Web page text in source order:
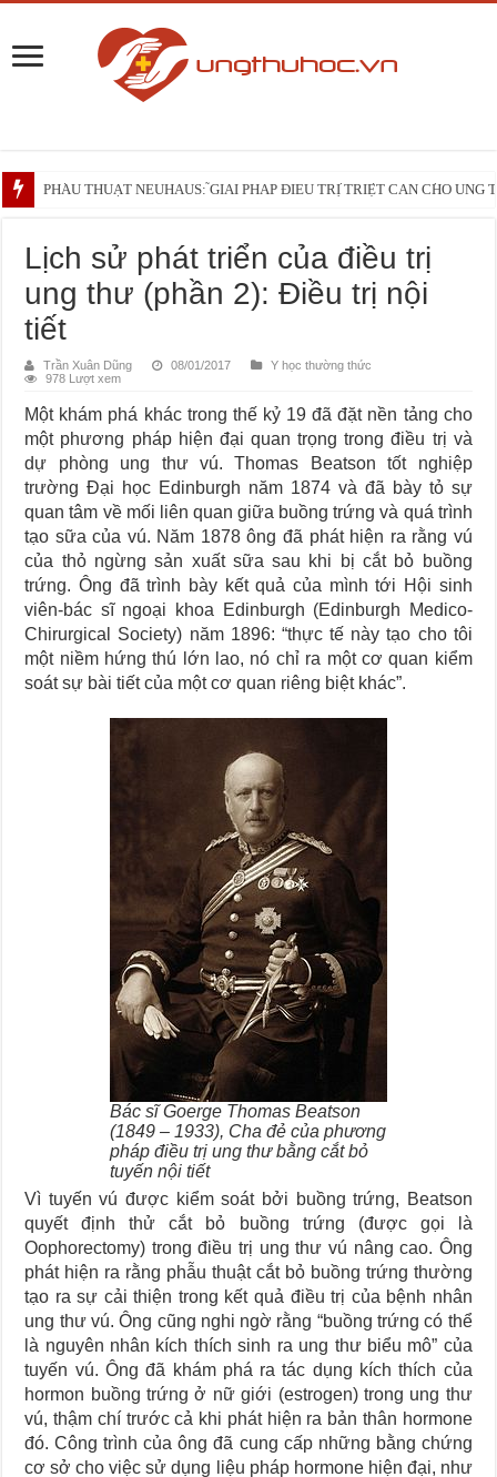
Phối hợp đa mô thức và phẫu thuật TRIANGLE cắt khối tá tụy tiếp cận
PHẪU THUẬT NEUHAUS: GIẢI PHÁP ĐIỀU TRỊ TRIỆT CĂN CHO UNG
Những điều bạn cần biết trước liệu trình xạ trị vùng đầu – cổ
Lịch sử phát triển của điều trị
ung thư (phần 2): Điều trị nội
tiết
Trần Xuân Dũng 08/01/2017
Y học thường thức
978 Lượt xem
Một khám phá khác trong thế kỷ 19 đã đặt nền tảng cho
một phương pháp hiện đại quan trọng trong điều trị và
dự phòng ung thư vú. Thomas Beatson tốt nghiệp
trường Đại học Edinburgh năm 1874 và đã bày tỏ sự
quan tâm về mối liên quan giữa buồng trứng và quá trình
tạo sữa của vú. Năm 1878 ông đã phát hiện ra rằng vú
của thỏ ngừng sản xuất sữa sau khi bị cắt bỏ buồng
trứng. Ông đã trình bày kết quả của mình tới Hội sinh
viên-bác sĩ ngoại khoa Edinburgh (Edinburgh Medico-
Chirurgical Society) năm 1896: “thực tế này tạo cho tôi
một niềm hứng thú lớn lao, nó chỉ ra một cơ quan kiểm
soát sự bài tiết của một cơ quan riêng biệt khác”.
Bác sĩ Goerge Thomas Beatson
(1849 – 1933), Cha đẻ của phương
pháp điều trị ung thư bằng cắt bỏ
tuyến nội tiết
Vì tuyến vú được kiểm soát bởi buồng trứng, Beatson
quyết định thử cắt bỏ buồng trứng (được gọi là
Oophorectomy) trong điều trị ung thư vú nâng cao. Ông
phát hiện ra rằng phẫu thuật cắt bỏ buồng trứng thường
tạo ra sự cải thiện trong kết quả điều trị của bệnh nhân
ung thư vú. Ông cũng nghi ngờ rằng “buồng trứng có thể
là nguyên nhân kích thích sinh ra ung thư biểu mô” của
tuyến vú. Ông đã khám phá ra tác dụng kích thích của
hormon buồng trứng ở nữ giới (estrogen) trong ung thư
vú, thậm chí trước cả khi phát hiện ra bản thân hormone
đó. Công trình của ông đã cung cấp những bằng chứng
cơ sở cho việc sử dụng liệu pháp hormone hiện đại, như